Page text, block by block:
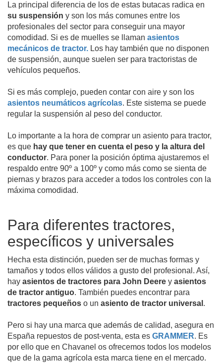
La principal diferencia de los de estas butacas radica en
su suspensión y son los más comunes entre los
profesionales del sector para conseguir una mayor
comodidad. Si es de muelles se llaman asientos
mecánicos de tractor. Los hay también que no disponen
de suspensión, aunque suelen ser para tractoristas de
vehículos pequeños.
Si es más complejo, pueden contar con aire y son los
asientos neumáticos agrícolas. Este sistema se puede
regular la suspensión al peso del conductor.
Lo importante a la hora de comprar un asiento para tractor,
es que hay que tener en cuenta el peso y la altura del
conductor. Para poner la posición óptima ajustaremos el
respaldo entre 90º a 100º y como más como se sienta de
piernas y brazos para acceder a todos los controles con la
máxima comodidad.
Para diferentes tractores,
específicos y universales
Hecha esta distinción, pueden ser de muchas formas y
tamaños y todos ellos válidos a gusto del profesional. Así,
hay asientos de tractores para John Deere y asientos
de tractor antiguo. También puedes encontrar para
tractores pequeños o un asiento de tractor universal .
Pero si hay una marca que además de calidad, asegura en
España repuestos de post-venta, esta es GRAMMER. Es
por ello que en Chavanel os ofrecemos todos los modelos
que de la gama agrícola esta marca tiene en el mercado.